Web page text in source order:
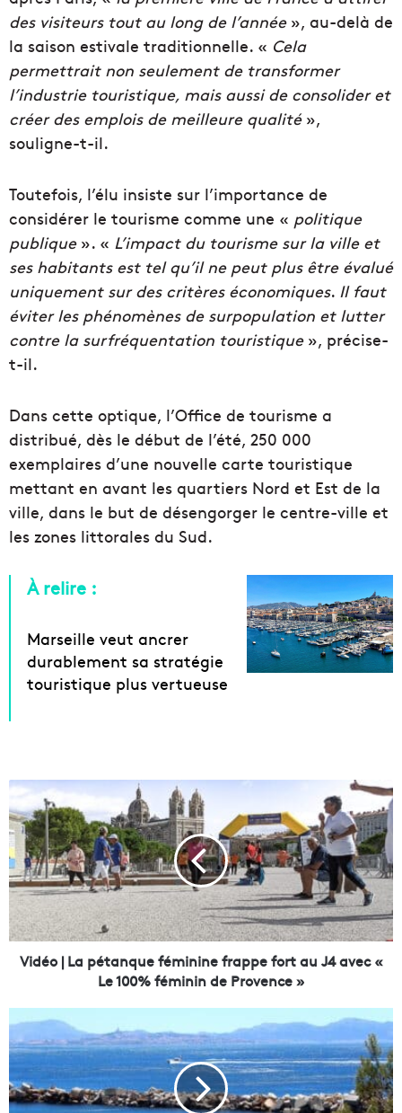
des visiteurs tout au long de l’année», au-delà de
la saison estivale traditionnelle. « Cela
permettrait non seulement de transformer
l’industrie touristique, mais aussi de consolider et
créer des emplois de meilleure qualité»,
souligne-t-il.
Toutefois, l’élu insiste sur l’importance de
considérer le tourisme comme une « politique
publique». « L’impact du tourisme sur la ville et
ses habitants est tel qu’il ne peut plus être évalué
uniquement sur des critères économiques. Il faut
éviter les phénomènes de surpopulation et lutter
contre la surfréquentation touristique», précise-
t-il.
Dans cette optique, l’Office de tourisme a
distribué, dès le début de l’été, 250 000
exemplaires d’une nouvelle carte touristique
mettant en avant les quartiers Nord et Est de la
ville, dans le but de désengorger le centre-ville et
les zones littorales du Sud.
À relire :
Marseille veut ancrer
durablement sa stratégie
touristique plus vertueuse
V
i
d
é
o
|
a
p
u
f
Vidéo | La pétanque féminine frappe fort au J4 avec «
Le 100% féminin de Provence »
r
e